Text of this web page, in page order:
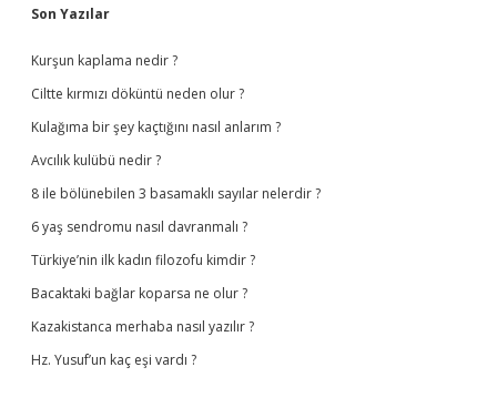
Sidebar
Son Yazılar
Kurşun kaplama nedir ?
Ciltte kırmızı döküntü neden olur ?
Kulağıma bir şey kaçtığını nasıl anlarım ?
Avcılık kulübü nedir ?
8 ile bölünebilen 3 basamaklı sayılar nelerdir ?
6 yaş sendromu nasıl davranmalı ?
Türkiye’nin ilk kadın filozofu kimdir ?
Bacaktaki bağlar koparsa ne olur ?
Kazakistanca merhaba nasıl yazılır ?
Hz. Yusuf’un kaç eşi vardı ?